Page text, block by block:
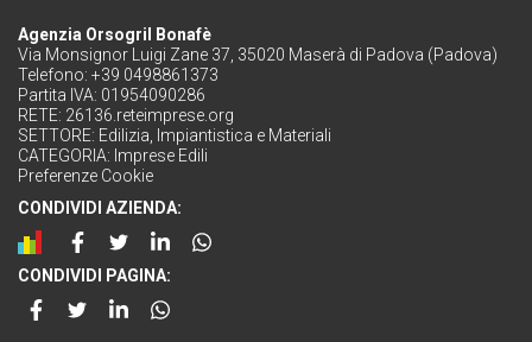
Agenzia Orsogril Bonafè
Via Monsignor Luigi Zane 37, 35020 Maserà di Padova (Padova)
Telefono: +39 0498861373
Partita IVA: 01954090286
RETE: 26136.reteimprese.org
SETTORE: Edilizia, Impiantistica e Materiali
CATEGORIA: Imprese Edili
Preferenze Cookie
CONDIVIDI AZIENDA:
CONDIVIDI PAGINA: